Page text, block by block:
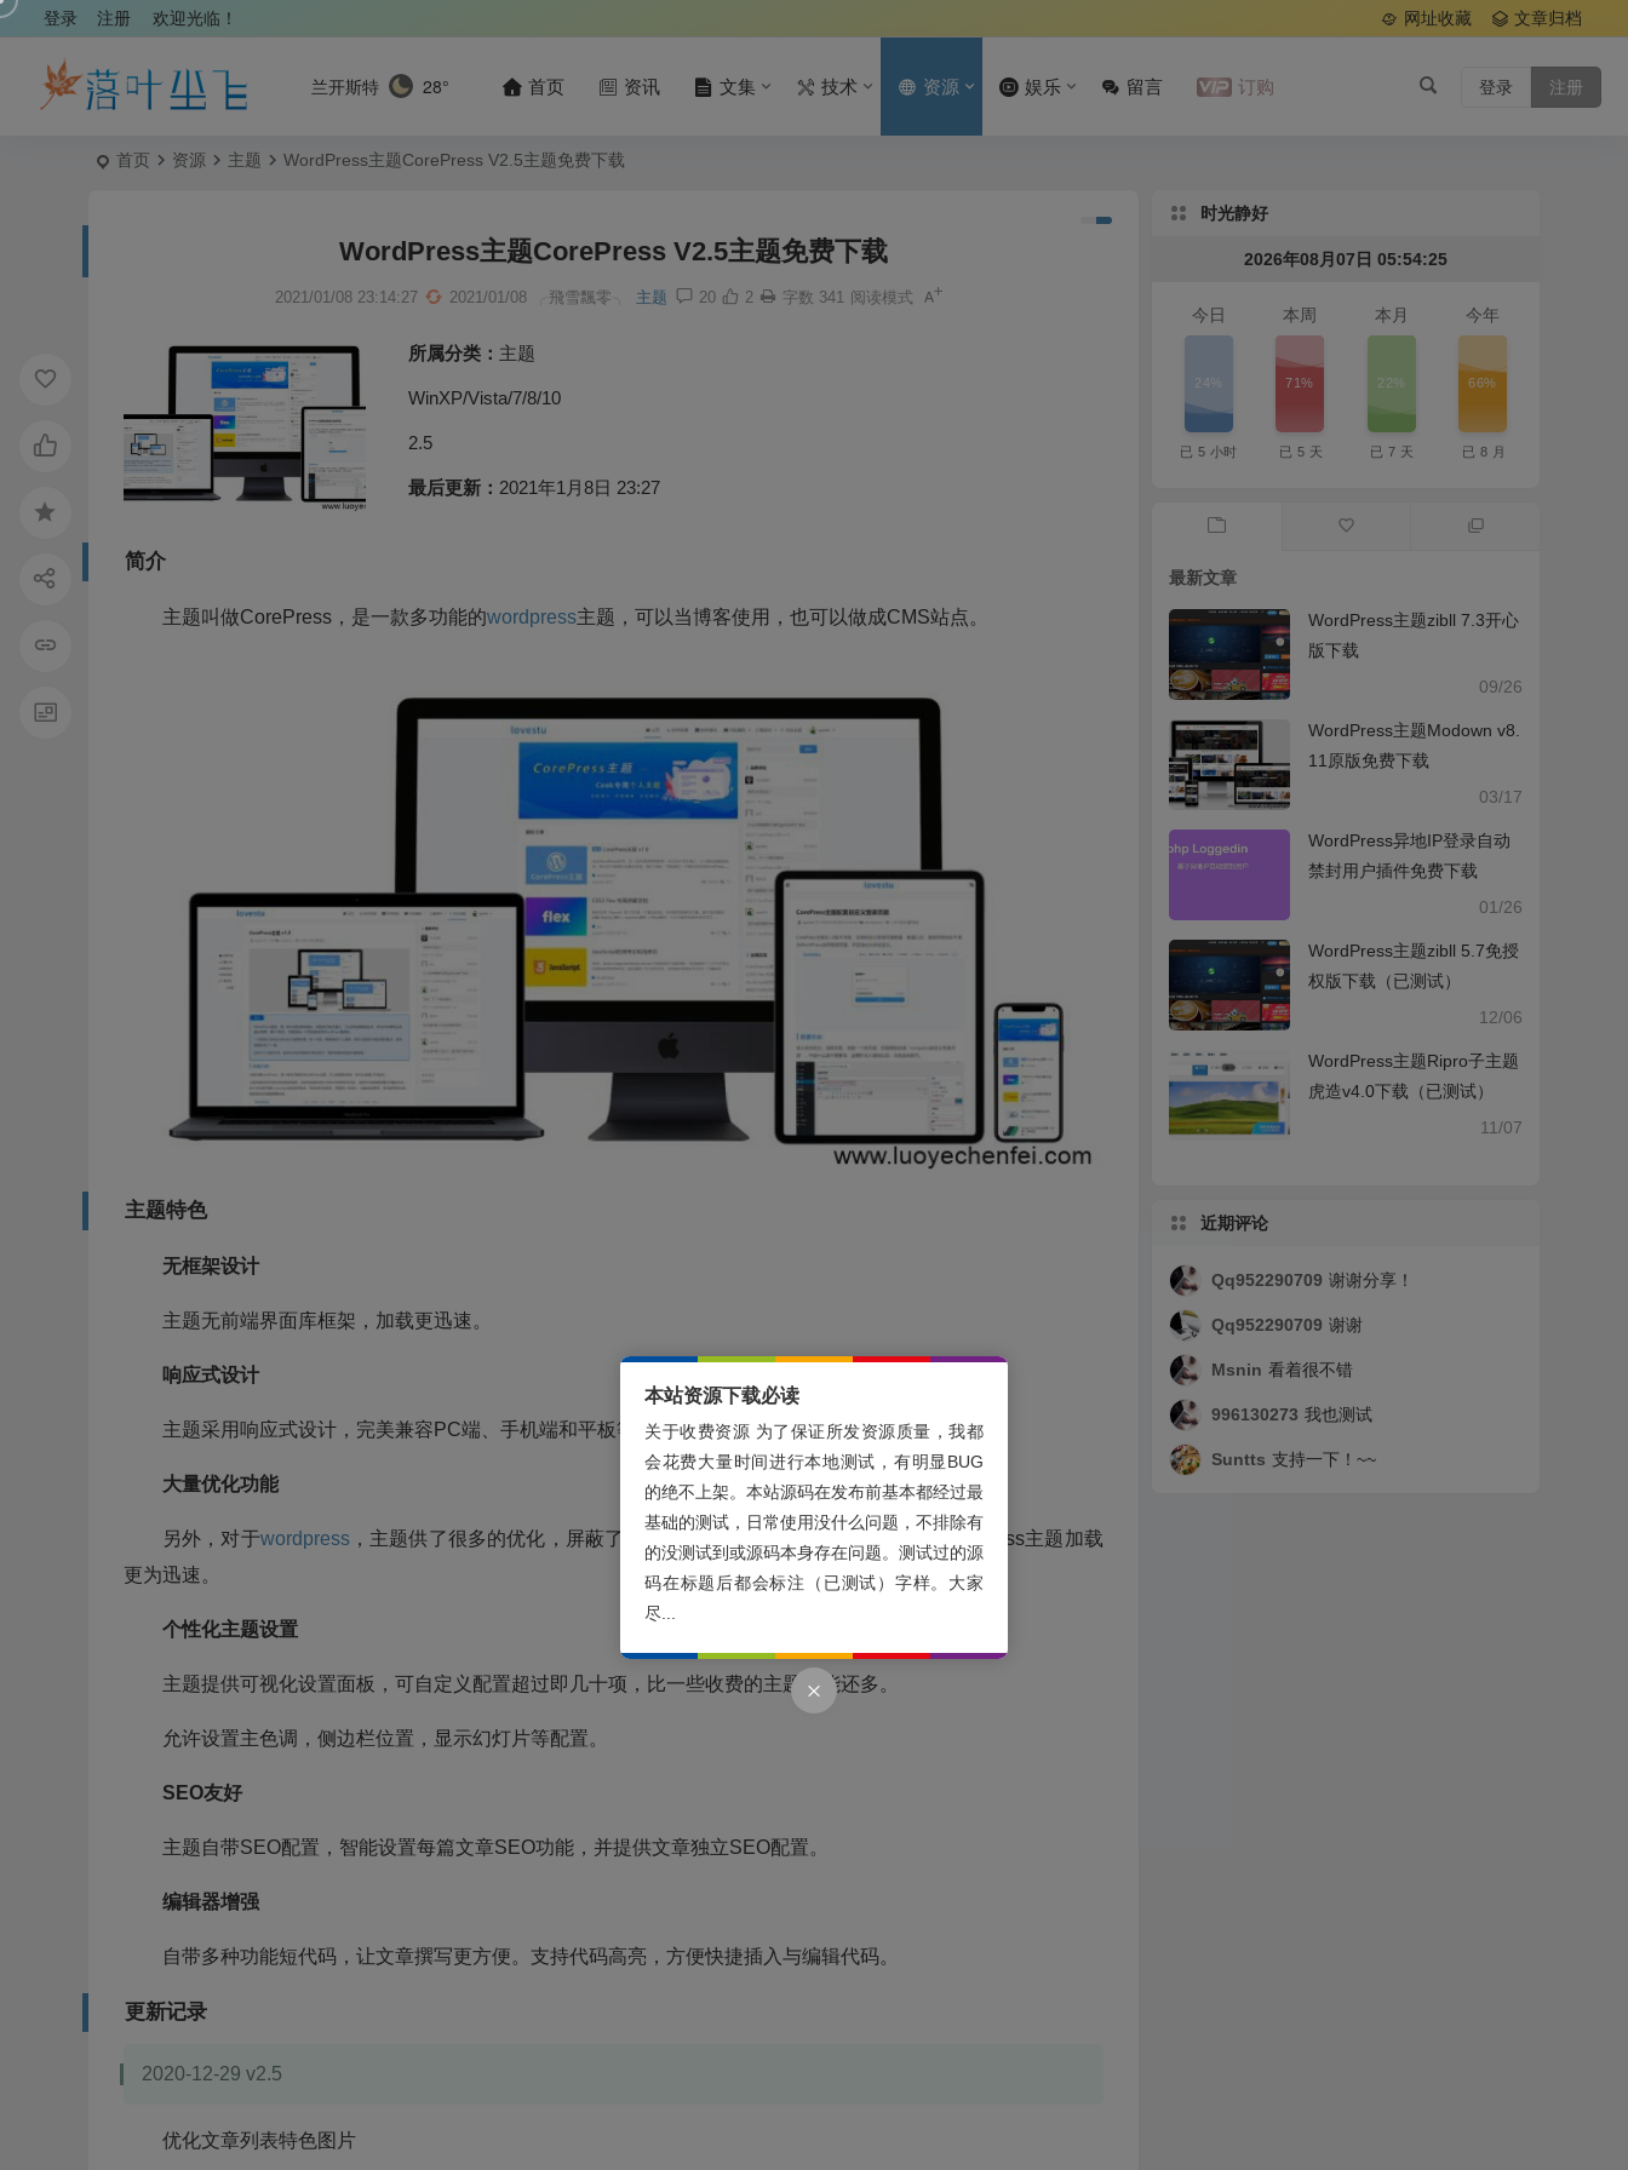
欢迎光临！
登录 注册 网址收藏 文章归档
兰开斯特 28° 首页 资讯 文集 技术 资源 娱乐 留言 订购 登录 注册
首页 资源 主题 WordPress主题CorePress V2.5主题免费下载
WordPress主题CorePress V2.5主题免费下载
2021/01/08 23:14:27 2021/01/08 ╭飛雪飄零╮ 主题 20 2 字数 341 阅读模式
所属分类： 主题
WinXP/Vista/7/8/10
2.5
最后更新： 2021年1月8日 23:27
简介
主题叫做CorePress，是一款多功能的wordpress主题，可以当博客使用，也可以做成CMS站点。
主题特色
无框架设计
主题无前端界面库框架，加载更迅速。
响应式设计
主题采用响应式设计，完美兼容PC端、手机端和平板等各类设备访问
大量优化功能
另外，对于wordpress，主题供了很多的优化，屏蔽了
很多无法使用的功能，使WordPress主题加载
更为迅速。
个性化主题设置
主题提供可视化设置面板，可自定义配置超过即几十项，比一些收费的主题功能还多。
允许设置主色调，侧边栏位置，显示幻灯片等配置。
SEO友好
主题自带SEO配置，智能设置每篇文章SEO功能，并提供文章独立SEO配置。
编辑器增强
自带多种功能短代码，让文章撰写更方便。支持代码高亮，方便快捷插入与编辑代码。
更新记录
2020-12-29 v2.5
优化文章列表特色图片
时光静好
2026年08月07日 05:54:26
今日
24%
已 5 小时
本周
71%
已 5 天
本月
22%
已 7 天
今年
66%
已 8 月
最新文章
WordPress主题zibll 7.3开心
版下载
09/26
WordPress主题Modown v8.
11原版免费下载
03/17
WordPress异地IP登录自动
禁封用户插件免费下载
01/26
WordPress主题zibll 5.7免授
权版下载（已测试）
12/06
WordPress主题Ripro子主题
虎造v4.0下载（已测试）
11/07
近期评论
Qq952290709 谢谢分享！
Qq952290709 谢谢
Msnin 看着很不错
996130273 我也测试
Suntts 支持一下！~~
本站资源下载必读
关于收费资源 为了保证所发资源质量，我都
会花费大量时间进行本地测试，有明显BUG
的绝不上架。本站源码在发布前基本都经过最
基础的测试，日常使用没什么问题，不排除有
的没测试到或源码本身存在问题。测试过的源
码在标题后都会标注（已测试）字样。大家
尽...